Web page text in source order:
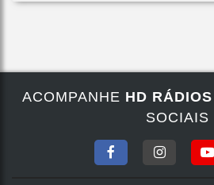
ACOMPANHE HD
SOCIAIS